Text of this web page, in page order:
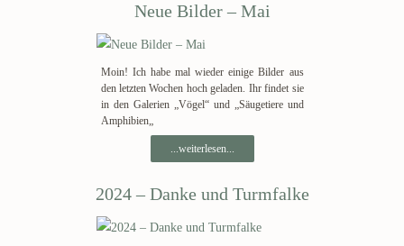
Neue Bilder – Mai
Moin! Ich habe mal wieder einige Bilder aus
den letzten Wochen hoch geladen. Ihr findet sie
in den Galerien „Vögel“ und „Säugetiere und
Amphibien„
...weiterlesen...
2024 – Danke und Turmfalke